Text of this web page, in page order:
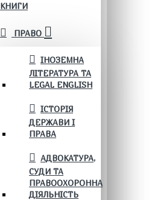
КНИГИ
ПРАВО
ІНОЗЕМНА
ЛІТЕРАТУРА ТА
LEGAL ENGLISH
ІСТОРІЯ
ДЕРЖАВИ І
ПРАВА
АДВОКАТУРА,
СУДИ ТА
ПРАВООХОРОННА
ДІЯЛЬНІСТЬ